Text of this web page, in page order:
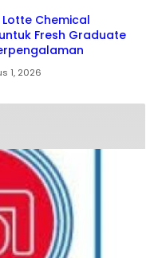
Chemical
Fresh Graduate
1, 2026